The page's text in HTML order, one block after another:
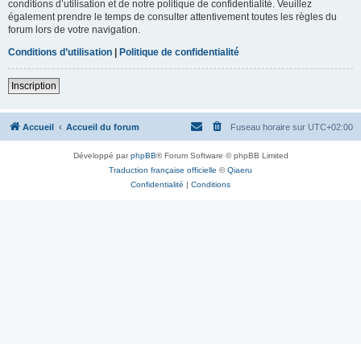
conditions d’utilisation et de notre politique de confidentialité. Veuillez
également prendre le temps de consulter attentivement toutes les règles du
forum lors de votre navigation.
Conditions d’utilisation | Politique de confidentialité
Inscription
Accueil Accueil du forum Fuseau horaire sur UTC+02:00
Développé parphpBB® Forum Software © phpBB Limited
Traduction française officielle ©Qiaeru
Confidentialité | Conditions